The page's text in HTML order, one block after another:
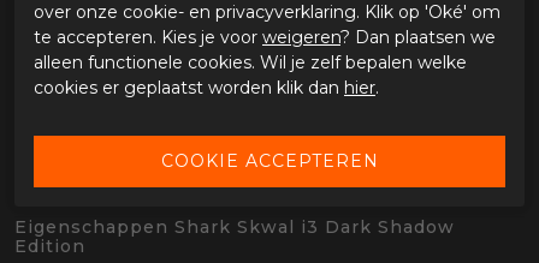
OMSCHRIJVING SHARK SKWAL I3 DARK
SHADOW EDITION
Eigenschappen Shark Skwal i3 Dark Shadow
Edition
over onze cookie- en privacyverklaring. Klik op 'Oké' om
te accepteren. Kies je voor weigeren? Dan plaatsen we
alleen functionele cookies. Wil je zelf bepalen welke
cookies er geplaatst worden klik dan hier.